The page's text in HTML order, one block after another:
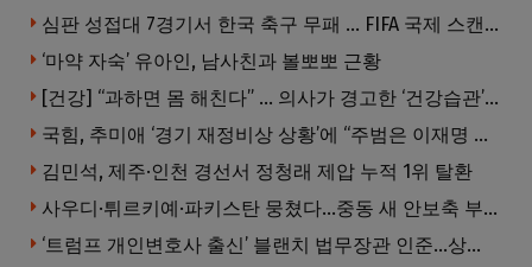
심판 성접대 7경기서 한국 축구 무패 … FIFA 국제 스캔들 번지나
‘마약 자숙’ 유아인, 남사친과 볼뽀뽀 근황
[건강] “과하면 몸 해친다” … 의사가 경고한 ‘건강습관’ 5가지
국힘, 추미애 ‘경기 재정비상 상황’에 “주범은 이재명 전 지사”
김민석, 제주·인천 경선서 정청래 제압 누적 1위 탈환
사우디·튀르키예·파키스탄 뭉쳤다…중동 새 안보축 부상하나
‘트럼프 개인변호사 출신’ 블랜치 법무장관 인준…상원 50대49 가결